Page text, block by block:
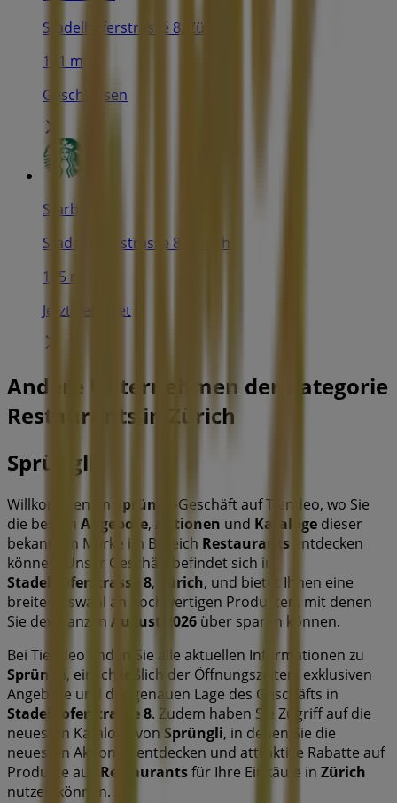
Stadelhoferstrasse 8, Zürich
121 m
Geschlossen
Starbucks
Stadelhoferstrasse 8, Zürich
125 m
Jetzt geöffnet
Andere Unternehmen der Kategorie
Restaurants in Zürich
Sprüngli
Willkommen im Sprüngli
-Geschäft auf Tiendeo, wo Sie
die besten Angebote, Aktionen und Kataloge dieser
bekannten Marke im Bereich Restaurants entdecken
können. Unser Geschäft befindet sich in
Stadelhoferstrasse 8, Zürich, und bietet Ihnen eine
breite Auswahl an hochwertigen Produkten, mit denen
Sie den ganzen August 2026 über sparen können.
Bei Tiendeo finden Sie alle aktuellen Informationen zu
Sprüngli , einschließlich der Öffnungszeiten, exklusiven
Angebote und der genauen Lage des Geschäfts in
Stadelhoferstrasse 8. Zudem haben Sie Zugriff auf die
neuesten Kataloge von Sprüngli, in denen Sie die
neuesten Aktionen entdecken und attraktive Rabatte auf
Produkte aus Restaurantsfür Ihre Einkäufe in Zürich
nutzen können.